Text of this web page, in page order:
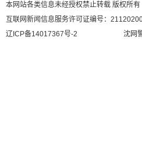
本网站各类信息未经授权禁止转载 版权所
互联网新闻信息服务许可证编号：
辽ICP备14017367号-2
沈网